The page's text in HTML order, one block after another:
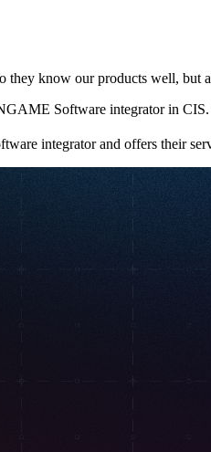
know our products well, but
Software integrator in
integrator and offers their